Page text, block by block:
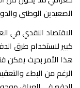
الصعيدين الوطني
الاقتصاد النقدي في
كبير لاستخدام طرق
هذا الأمر بحيث يمكن
الرغم من البطء